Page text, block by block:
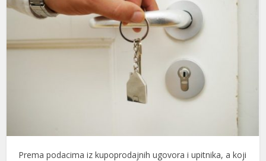
Prema podacima iz kupoprodajnih ugovora i upitnika, a koji